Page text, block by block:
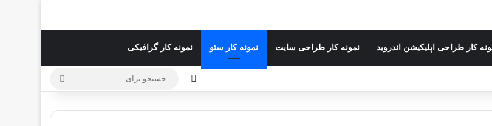
کار طراحی اپلیکیشن اندروید نمونه کار طراحی سایت نمونه کار سئو نمونه کار گرافیکی
تغییر پوسته